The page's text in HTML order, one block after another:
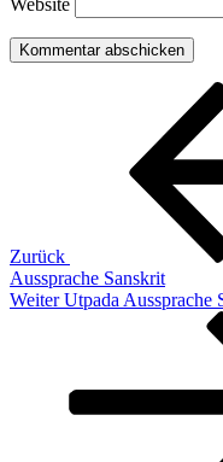
Website
Zurück
Aussprache Sanskrit
Nächster
Weiter Utpada Aussprache